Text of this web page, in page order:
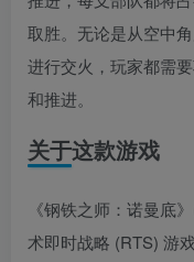
取胜。无论是从空中
进行交火，玩家都需
和推进。
关于这款游戏
《钢铁之师：诺曼底
术即时战略 (RTS) 游